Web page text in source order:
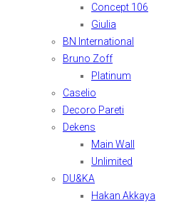
Concept 106
Giulia
BN International
Bruno Zoff
Platinum
Caselio
Decoro Pareti
Dekens
Main Wall
Unlimited
DU&KA
Hakan Akkaya